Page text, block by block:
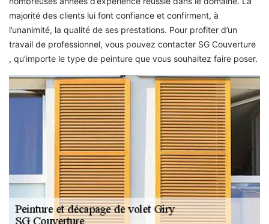
majorité des clients lui font confiance et confirment, à
l’unanimité, la qualité de ses prestations. Pour profiter d’un
travail de professionnel, vous pouvez contacter SG Couverture
, qu’importe le type de peinture que vous souhaitez faire poser.